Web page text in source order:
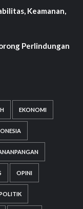
Keamanan,
Perlindungan
EKONOMI
OPINI